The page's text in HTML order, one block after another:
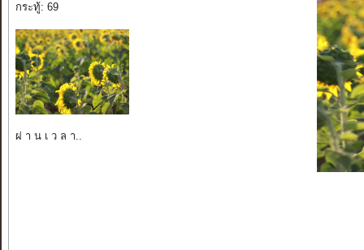
กระทู้: 69
ผ่ า น เ ว ล า..